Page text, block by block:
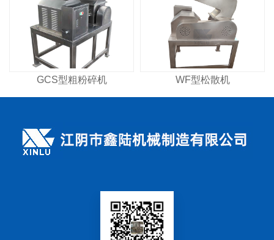
GCS型粗粉碎机 WF型松散机